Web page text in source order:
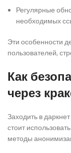
Регулярные
необходимых
Эти особенности
пользователей,
Как
через
Заходить в
стоит
методы